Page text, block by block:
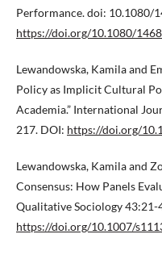
Performance. doi: 10.1080/
https://doi.org/10.1080/
Lewandowska, Kamila and
Policy as Implicit Cultural
Academia.” International
217. DOI: https://doi.org/
Lewandowska, Kamila and
Consensus: How Panels
Qualitative Sociology 43:21-
https://doi.org/10.1007/